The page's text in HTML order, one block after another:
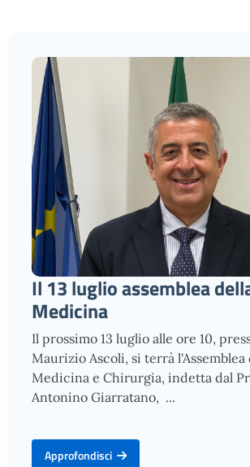
Il 13 luglio assemblea
Medicina
Il prossimo 13 luglio alle ore 10,
Maurizio Ascoli, si terrà l'Assemblea
Medicina e Chirurgia, indetta dal
Antonino Giarratano, ...
Approfondisci